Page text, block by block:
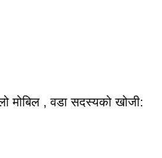
मोबिल , वडा सदस्यको खोजी: